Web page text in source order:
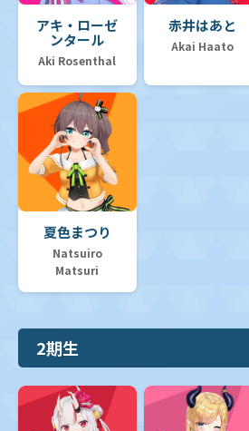
アキ・ローゼ
ンタール
Aki Rosenthal
赤井はあと
Akai Haato
夏色まつり
Natsuiro
Matsuri
2期生